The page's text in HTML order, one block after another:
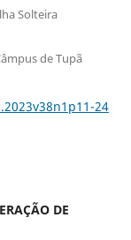
Solteira
de Tupã
24
DE